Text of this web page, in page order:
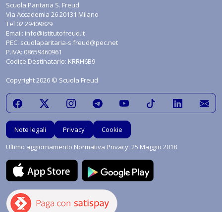
Scuola Paritaria S. Freud
Via Accademia 26 20131 Milano
Tel 02.29409829
Email: info@istitutofreud.it
PEC: scuolaparitaria-s.freud@pec.net
P.IVA: 08659460961
Codice Destinatario: KRRH6B9
Copyright 2026 © Scuola Freud
Note legali Privacy
Cookie
Ultimo aggiornamento Normativa Privacy: 25 Maggio 2018